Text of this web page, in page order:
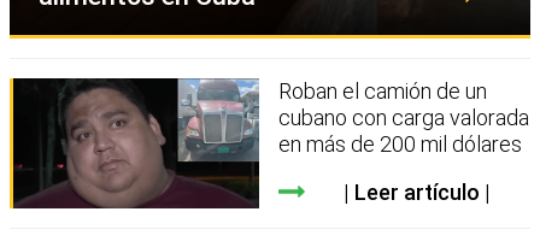
Roban el camión de un
cubano con carga valorada
en más de 200 mil dólares
Leer artículo